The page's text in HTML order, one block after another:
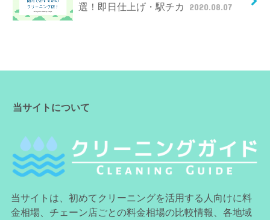
選！即日仕上げ・駅チカ
2020.08.07
当サイトについて
当サイトは、初めてクリーニングを活用する人向けに料
金相場、チェーン店ごとの料金相場の比較情報、各地域